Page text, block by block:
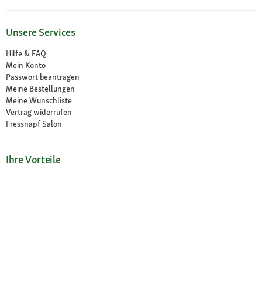
Unsere Services
Hilfe & FAQ
Mein Konto
Passwort beantragen
Meine Bestellungen
Meine Wunschliste
Vertrag widerrufen
Fressnapf Salon
Ihre Vorteile